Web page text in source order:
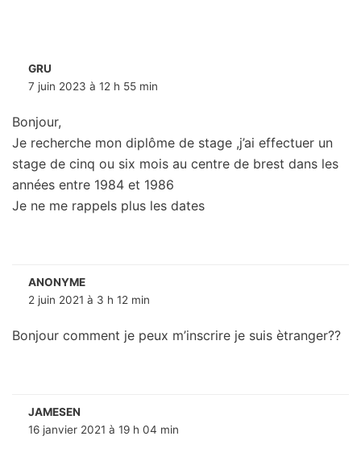
GRU
7 juin 2023 à 12 h 55 min
Bonjour,
Je recherche mon diplôme de stage ,j’ai effectuer un
stage de cinq ou six mois au centre de brest dans les
années entre 1984 et 1986
Je ne me rappels plus les dates
ANONYME
2 juin 2021 à 3 h 12 min
Bonjour comment je peux m’inscrire je suis ètranger??
JAMESEN
16 janvier 2021 à 19 h 04 min